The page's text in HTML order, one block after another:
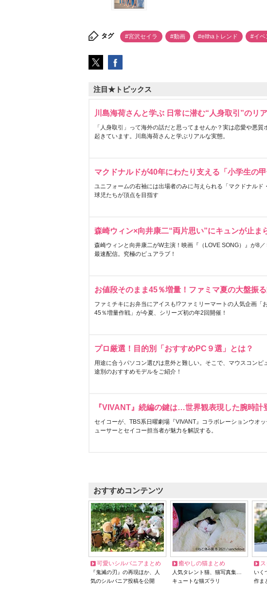
タグ #宮沢セイラ #動画 #elthaトレンド #イベ
注目★トピックス
川島海荷さんと学ぶ 日常に潜む“人身取引”のリ
「人身取引」って海外の話だと思ってませんか？実は恋愛や悪質
起きています。川島海荷さんと学ぶリアルな実態。
マクドナルドが40年にわたり支える「小学生の甲
ユニフォームの右袖には出場者のみに与えられる「マクドナルド
球児たちが頂点を目指す
森崎ウィン×向井康二“両片思い”にキュンが止ま
森崎ウィンと向井康二がW主演！映画『（LOVE SONG）』が8
最速配信。究極のピュアラブ！
お値段そのまま45％増量！ファミマ夏の大盤振
ファミチキにお弁当にアイスも!?ファミリーマートの人気企画「
45％増量作戦」が今夏、シリーズ初の年2回開催！
プロ厳選！目的別「おすすめPC９選」とは？
用途に合うパソコン選びは意外と難しい。そこで、マウスコンピ
途別のおすすめモデルをご紹介！
『VIVANT』続編の鍵は…世界観表現した腕時計
セイコーが、TBS系日曜劇場『VIVANT』コラボレーションウオ
ューサーとセイコー担当者が魅力を解説する。
おすすめコンテンツ
可愛いシルバニアまとめ
『鬼滅の刃』の再現ほか、人
気のシルバニア投稿を公開
癒やしの猫まとめ
人気タレント猫、猫写真集…
キュートな猫ズラリ
いく
作ま